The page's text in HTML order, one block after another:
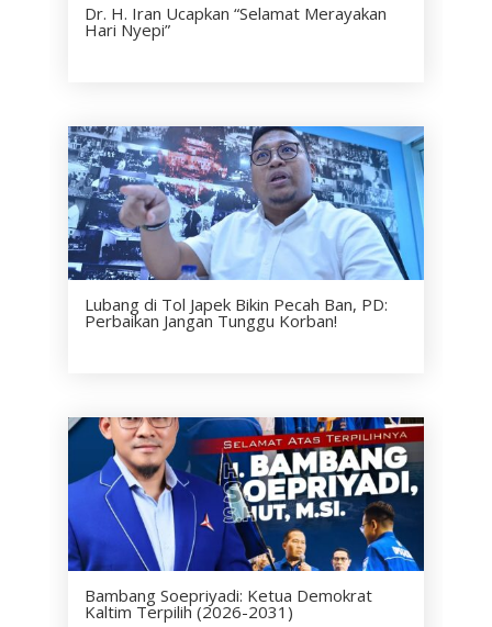
Dr. H. Iran Ucapkan “Selamat Merayakan
Hari Nyepi”
Lubang di Tol Japek Bikin Pecah Ban, PD:
Perbaikan Jangan Tunggu Korban!
Bambang Soepriyadi: Ketua Demokrat
Kaltim Terpilih (2026-2031)